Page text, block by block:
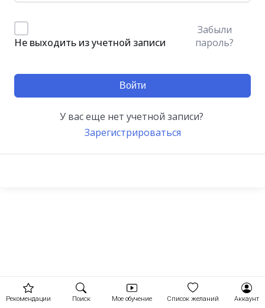
Не выходить из учетной записи
Забыли
пароль?
Войти
У вас еще нет учетной записи?
Зарегистрироваться
Рекомендации Поиск Мое обучение Список желаний Аккаунт